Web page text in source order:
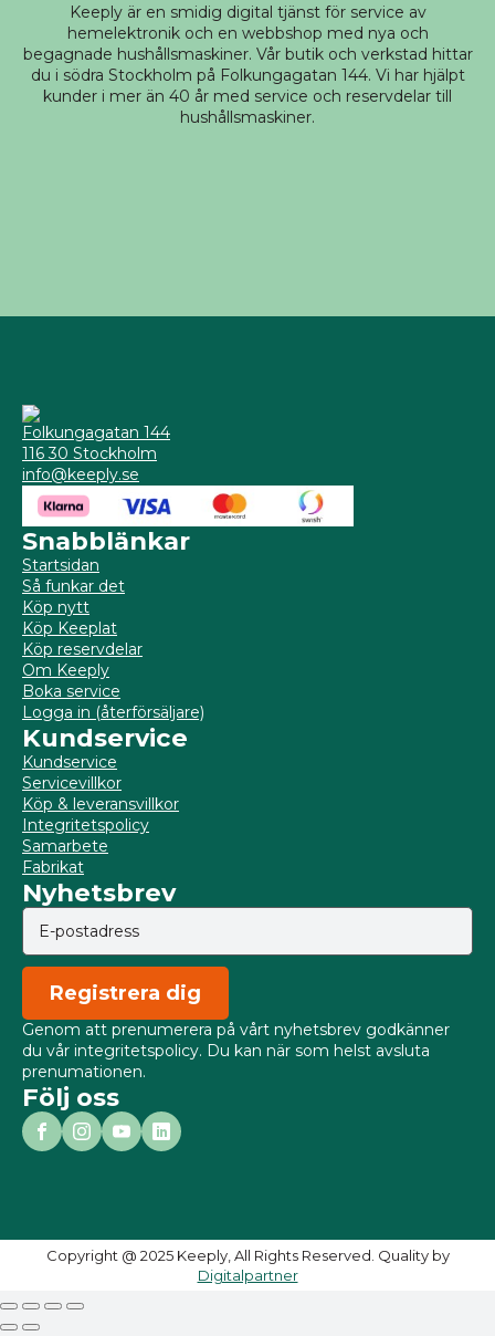
Keeply är en smidig digital tjänst för service av
hemelektronik och en webbshop med nya och
begagnade hushållsmaskiner. Vår butik och verkstad hittar
du i södra Stockholm på Folkungagatan 144. Vi har hjälpt
kunder i mer än 40 år med service och reservdelar till
hushållsmaskiner.
Folkungagatan 144
116 30 Stockholm
info@keeply.se
Snabblänkar
Startsidan
Så funkar det
Köp nytt
Köp Keeplat
Köp reservdelar
Om Keeply
Boka service
Logga in (återförsäljare)
Kundservice
Kundservice
Servicevillkor
Köp & leveransvillkor
Integritetspolicy
Samarbete
Fabrikat
Nyhetsbrev
Registrera dig
Genom att prenumerera på vårt nyhetsbrev godkänner
du vår integritetspolicy. Du kan när som helst avsluta
prenumationen.
Följ oss
Copyright @ 2025 Keeply, All Rights Reserved. Quality by
Digitalpartner